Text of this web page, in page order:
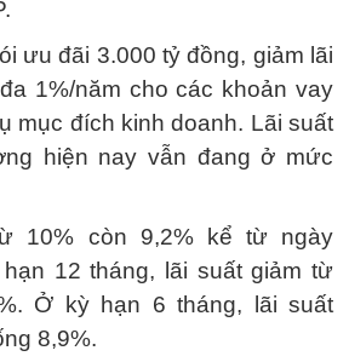
ưu đãi 3.000 tỷ đồng, giảm lãi
1%/năm cho các khoản vay
mục đích kinh doanh. Lãi suất
hiện nay vẫn đang ở mức
10% còn 9,2% kể từ ngày
12 tháng, lãi suất giảm từ
Ở kỳ hạn 6 tháng, lãi suất
8,9%.